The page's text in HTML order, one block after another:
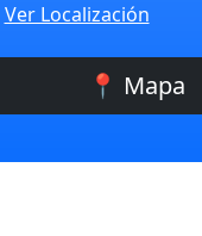
Ver Localización
📍 Mapa